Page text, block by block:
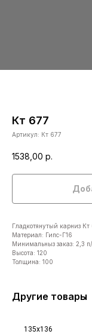
Кт 677
Артикул: Кт 677
1538,00 р.
Гладкотянутый карниз Кт
Материал: Гипс-Г16
Минимальныз заказ: 2,3
Высота: 120
Толщина: 100
Другие товары
135x136